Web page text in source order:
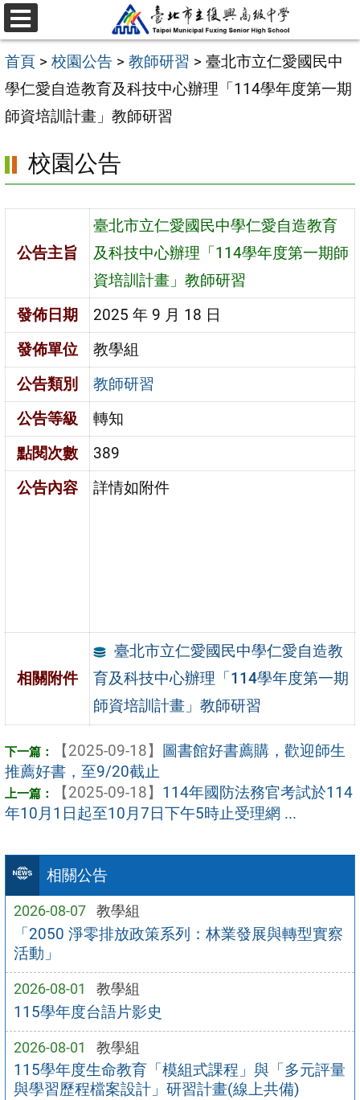
跳
至
主
要
內
區
選
單
首頁 > 校園公告 > 教師研習 > 臺北市立仁愛國民中
學仁愛自造教育及科技中心辦理「114學年度第一期
師資培訓計畫」教師研習
相關公告
2026-08-07 教學組
「2050 淨零排放政策系列：林業發展與轉型實察
活動」
2026-08-01 教學組
115學年度台語片影史
2026-08-01 教學組
115學年度生命教育「模組式課程」與「多元評量
與學習歷程檔案設計」研習計畫(線上共備)
校園公告
公告主旨
臺北市立仁愛國民中學仁愛自造教育
及科技中心辦理「114學年度第一期師
資培訓計畫」教師研習
發佈日期
2025 年 9 月 18 日
發佈單位
教學組
公告類別
教師研習
公告等級
轉知
點閱次數
389
公告內容
詳情如附件
相關附件
臺北市立仁愛國民中學仁愛自造教
育及科技中心辦理「114學年度第一期
師資培訓計畫」教師研習
【2025-09-18】 圖書館好書薦購，歡迎師生
推薦好書，至9/20截止
【2025-09-18】 114年國防法務官考試於114
年10月1日起至10月7日下午5時止受理網 ...